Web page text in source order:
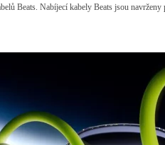
Beats. Nabíjecí kabely Beats jsou